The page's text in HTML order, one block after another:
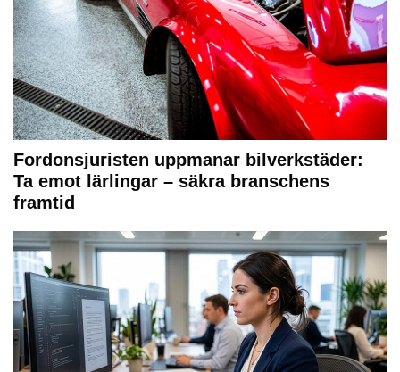
Fordonsjuristen uppmanar bilverkstäder:
Ta emot lärlingar – säkra branschens
framtid